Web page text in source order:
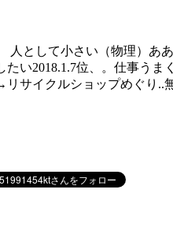
人として小さい（物理）あ
たい2018.1.7位、。仕事うま
サイクルショップめぐり..